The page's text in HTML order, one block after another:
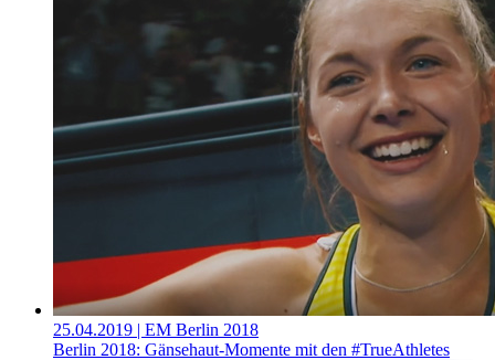
25.04.2019 | EM Berlin 2018
Berlin 2018: Gänsehaut-Momente mit den #TrueAthletes